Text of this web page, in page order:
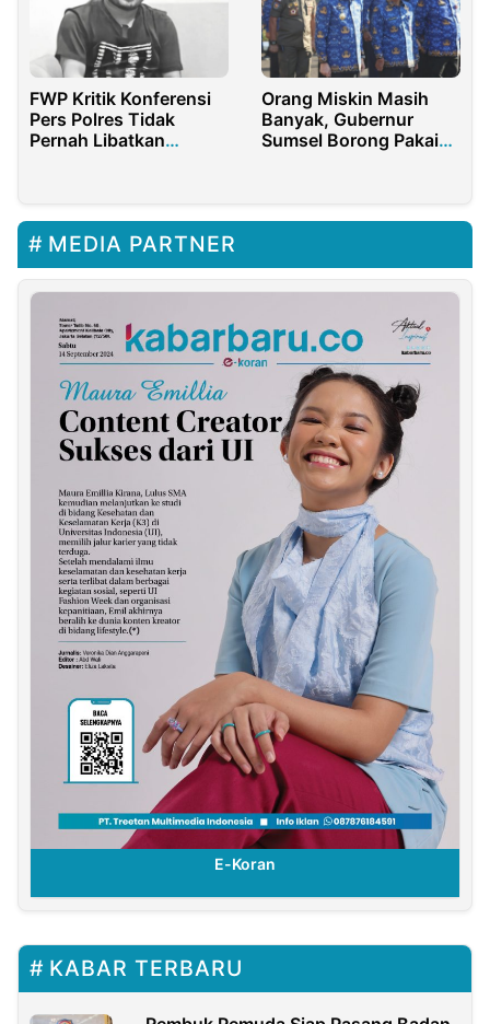
FWP Kritik Konferensi
Pers Polres Tidak
Pernah Libatkan
Orang Miskin Masih
Banyak, Gubernur
Sumsel Borong Pakaian
MEDIA PARTNER
E-Koran
KABAR TERBARU